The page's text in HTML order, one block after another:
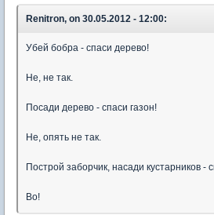
Renitron, on 30.05.2012 - 12:00:
Убей бобра - спаси дерево!
Не, не так.
Посади дерево - спаси газон!
Не, опять не так.
Построй заборчик, насади кустарников -
Во!